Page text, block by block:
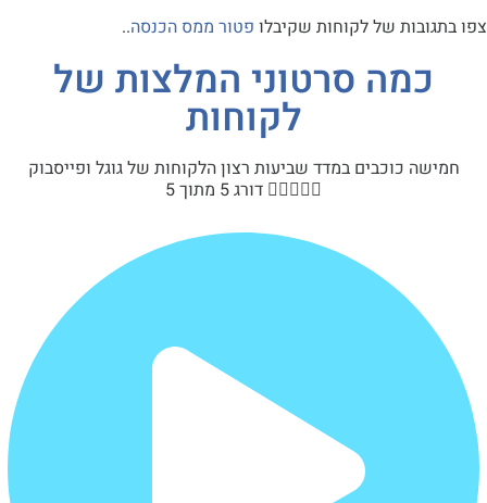
בתגובות של לקוחות שקיבלופטור ממס הכנסה..
כמה סרטוני המלצות של
לקוחות
חמישה כוכבים במדד שביעות רצון הלקוחות של גוגל ופייסבוק
 דורג 5 מתוך 5